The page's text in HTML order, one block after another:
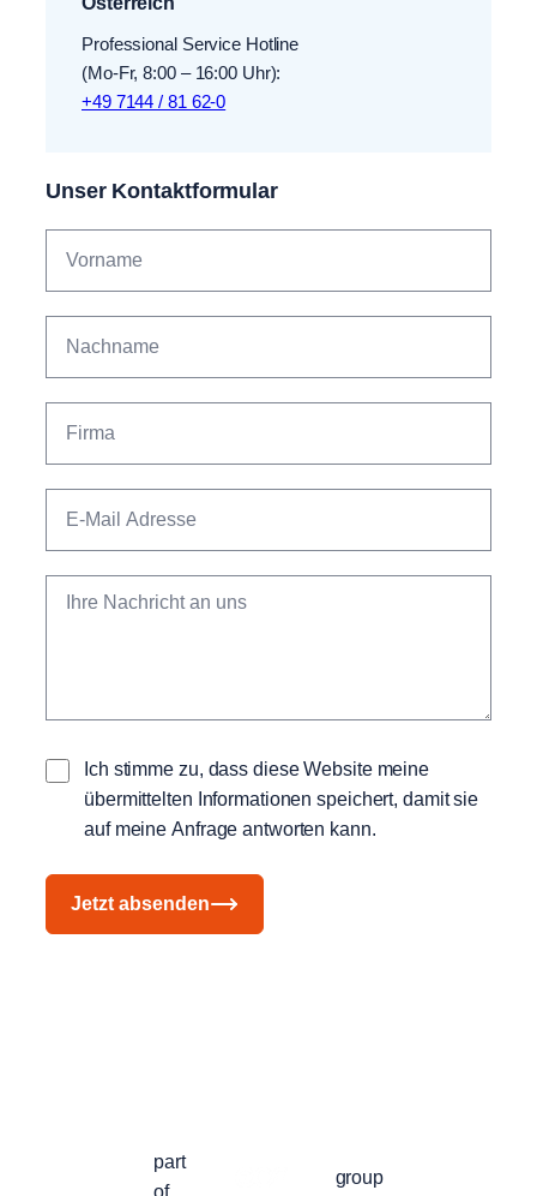
Professional Service Hotline
(Mo-Fr, 8:00 – 16:00 Uhr):
+49 7144 / 81 62-0
Unser Kontaktformular
Ich stimme zu, dass diese Website meine
übermittelten Informationen speichert, damit sie
auf meine Anfrage antworten kann.
Jetzt absenden
part
group